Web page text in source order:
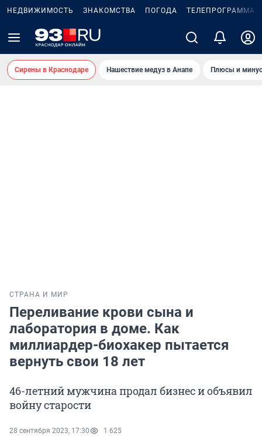
НЕДВИЖИМОСТЬ ЗНАКОМСТВА ПОГОДА ТЕЛЕПРОГРАММА
Сирены в Краснодаре Нашествие медуз в Анапе Плюсы и
СТРАНА И МИР
Переливание крови сына и
лаборатория в доме. Как
миллиардер-биохакер пытается
вернуть свои 18 лет
46-летний мужчина продал бизнес и объявил
войну старости
28 сентября 2023, 17:30 1 625